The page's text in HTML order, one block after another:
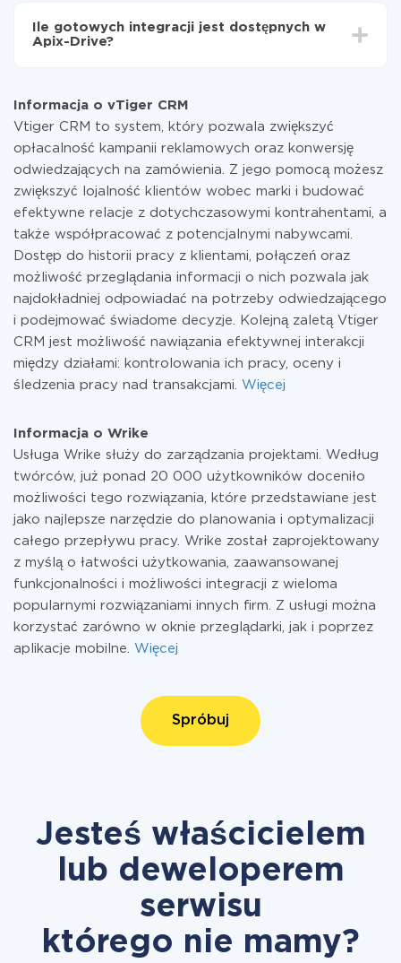
Płacisz tylko za ilość danych, która faktycznie jest
przekazywana z jednego z Twoich systemów do
w razie potrzeby przełączyć się na płatną. Więcej
informacji otaryfach.
Ile gotowych integracji jest dostępnych w
Apix-Drive?
Informacja o vTiger CRM
Vtiger CRM to system, który pozwala zwiększyć
opłacalność kampanii reklamowych oraz konwersję
odwiedzających na zamówienia. Z jego pomocą możesz
zwiększyć lojalność klientów wobec marki i budować
efektywne relacje z dotychczasowymi kontrahentami, a
także współpracować z potencjalnymi nabywcami.
Dostęp do historii pracy z klientami, połączeń oraz
możliwość przeglądania informacji o nich pozwala jak
najdokładniej odpowiadać na potrzeby odwiedzającego
i podejmować świadome decyzje. Kolejną zaletą Vtiger
CRM jest możliwość nawiązania efektywnej interakcji
między działami: kontrolowania ich pracy, oceny i
śledzenia pracy nad transakcjami. Więcej
Informacja o Wrike
Usługa Wrike służy do zarządzania projektami. Według
twórców, już ponad 20 000 użytkowników doceniło
możliwości tego rozwiązania, które przedstawiane jest
jako najlepsze narzędzie do planowania i optymalizacji
całego przepływu pracy. Wrike został zaprojektowany
z myślą o łatwości użytkowania, zaawansowanej
funkcjonalności i możliwości integracji z wieloma
popularnymi rozwiązaniami innych firm. Z usługi można
korzystać zarówno w oknie przeglądarki, jak i poprzez
aplikacje mobilne. Więcej
Spróbuj
Jesteś właścicielem
lub deweloperem
serwisu
którego nie mamy?